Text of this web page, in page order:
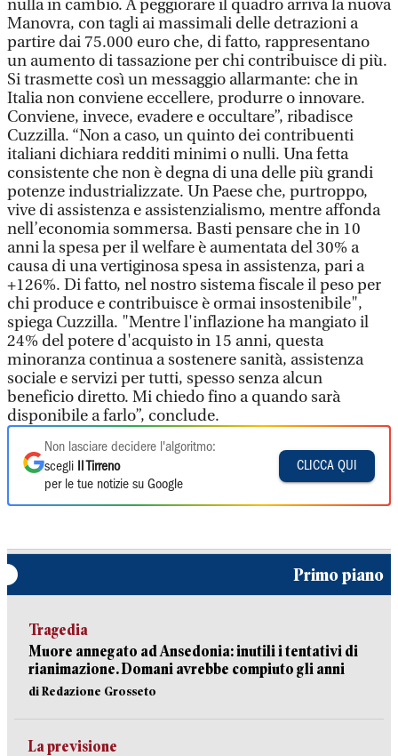
nulla in cambio. A peggiorare il quadro arriva la nuova
Manovra, con tagli ai massimali delle detrazioni a
partire dai 75.000 euro che, di fatto, rappresentano
un aumento di tassazione per chi contribuisce di più.
Si trasmette così un messaggio allarmante: che in
Italia non conviene eccellere, produrre o innovare.
Conviene, invece, evadere e occultare”, ribadisce
Cuzzilla. “Non a caso, un quinto dei contribuenti
italiani dichiara redditi minimi o nulli. Una fetta
consistente che non è degna di una delle più grandi
potenze industrializzate. Un Paese che, purtroppo,
vive di assistenza e assistenzialismo, mentre affonda
nell’economia sommersa. Basti pensare che in 10
anni la spesa per il welfare è aumentata del 30% a
causa di una vertiginosa spesa in assistenza, pari a
+126%. Di fatto, nel nostro sistema fiscale il peso per
chi produce e contribuisce è ormai insostenibile",
spiega Cuzzilla. "Mentre l'inflazione ha mangiato il
24% del potere d'acquisto in 15 anni, questa
minoranza continua a sostenere sanità, assistenza
sociale e servizi per tutti, spesso senza alcun
beneficio diretto. Mi chiedo fino a quando sarà
disponibile a farlo”, conclude.
Non lasciare decidere l'algoritmo:
scegli
Il Tirreno
per le tue notizie su Google
CLICCA QUI
Primo piano
Tragedia
Muore annegato ad Ansedonia: inutili i tentativi di
rianimazione. Domani avrebbe compiuto gli anni
di Redazione Grosseto
La previsione